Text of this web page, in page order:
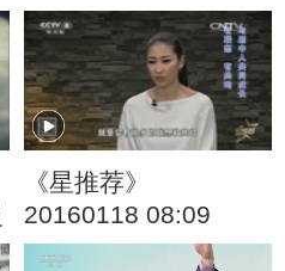
场 第三季（15）
《星推荐》
20160118 08:09